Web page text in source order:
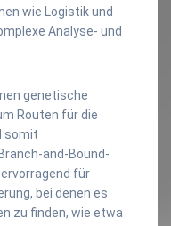
wie Logistik und
Analyse- und
genetische
Routen für die
somit
and-Bound-
für
bei denen es
zu finden, wie etwa